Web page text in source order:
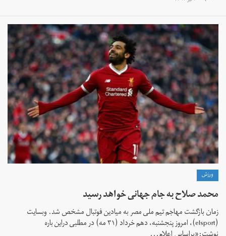
ورزش
محمد صلاح به جام جهانی خواهد رسید
زمان بازگشت مهاجم تیم ملی مصر به میادین فوتبال مشخص شد. وبسایت
(elsport)، امروز پنجشنبه، دهم خرداد (۳۱ مه) در مطلبی دراین باره